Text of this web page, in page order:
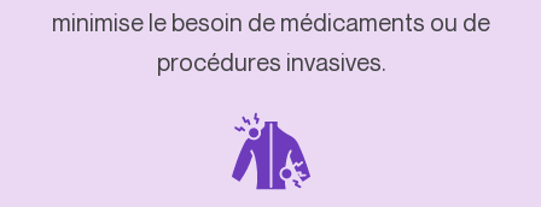
minimise le besoin de médicaments ou de
procédures invasives.